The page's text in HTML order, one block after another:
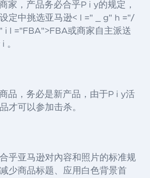
家，产品务必合乎P i y的规定，
定中挑选亚马逊< l =" _ g" h ="/
i l ="FBA">FBA或商家自主派送
。
品，务必是新产品，由于P i y活
才可以参加击杀。
乎亚马逊对內容和照片的标准规
少商品标题、应用白色背景首